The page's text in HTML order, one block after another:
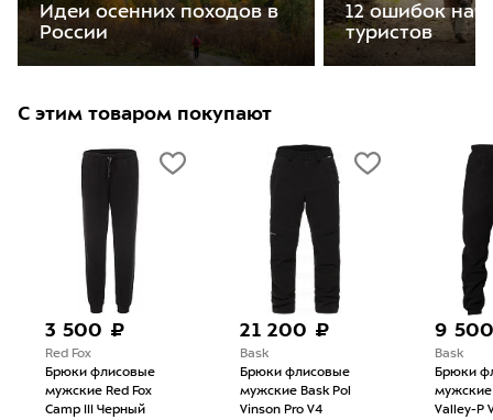
Идеи осенних походов в
России
12 ошибок
туристов
С этим товаром покупают
3 500 ₽
Red Fox
Брюки флисовые
мужские Red Fox
Camp III Черный
21 200 ₽
Bask
Брюки флисовые
мужские Bask Pol
Vinson Pro V4
9
Bask
Брюки
мужские
Valley-P